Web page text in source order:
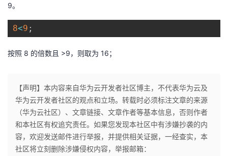
9。
8<9 ;
按照 8 的倍数且 >9，则取为 16；
【声明】本内容来自华为云开发者社区博主，不代表华为云及
华为云开发者社区的观点和立场。转载时必须标注文章的来源
（华为云社区）、文章链接、文章作者等基本信息，否则作者
和本社区有权追究责任。如果您发现本社区中有涉嫌抄袭的内
容，欢迎发送邮件进行举报，并提供相关证据，一经查实，本
社区将立刻删除涉嫌侵权内容，举报邮箱：